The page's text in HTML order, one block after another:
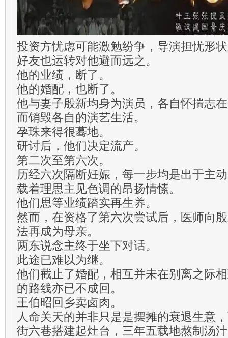
投资方忧虑可能激勉纷争，导演担忧形
好友也运转对他避而远之。
他的业绩，断了。
他的婚配，也断了。
他与妻子殷新均身为演员，各自怀揣志
而销毁各自的演艺生活。
孕珠来得很蓦地。
研讨后，他们决定流产。
第二次至第六次。
历经六次隔断妊娠，每一步均是出于主
载着理思主见色调的昂扬情愫。
他们思等业绩踏实再生养。
然而，在资格了第六次尝试后，医师向
法再成为母亲。
两东说念主终于坐下对话。
此途已难以为继。
他们截止了婚配，相互并未在别离之际
的路线亦已不成回。
王伯昭回乡卖卤肉。
人命关天的并非只是是摆摊的衰退生意
街六巷搭建起灶台，三年五载地熬制汤